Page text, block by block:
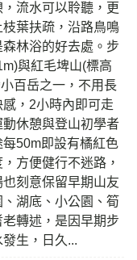
流水可以聆聽，更
葉扶疏，沿路鳥鳴
林浴的好去處。步
與紅毛埤山(標高
百岳之一，不用長
，2小時內即可走
休憩與登山初學者
50m即設有橘紅色
方便健行不迷路，
刻意保留早期山友
湖底、小公園、筍
轉述，是因早期步
生，日久...